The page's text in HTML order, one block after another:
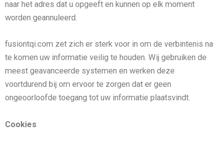
naar het adres dat u opgeeft en kunnen op elk moment
worden geannuleerd.
fusiontqi.com zet zich er sterk voor in om de verbintenis na
te komen uw informatie veilig te houden. Wij gebruiken de
meest geavanceerde systemen en werken deze
voortdurend bij om ervoor te zorgen dat er geen
ongeoorloofde toegang tot uw informatie plaatsvindt.
Cookies